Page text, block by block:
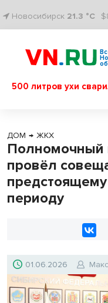
Новосибирск 21.3 °C
500 литров ухи
ДОМ → ЖКХ
Полномочный
провёл
периоду
01.06.2026